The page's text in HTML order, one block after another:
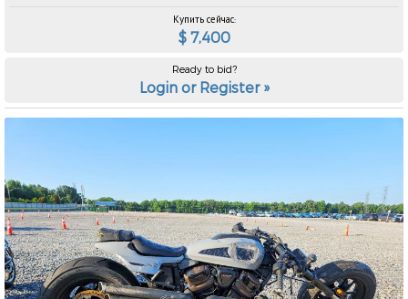
Купить сейчас:
$ 7,400
Ready to bid?
Login or Register »